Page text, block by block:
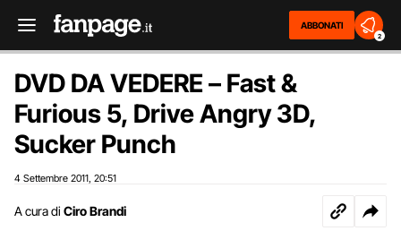
ABBONATI
2
DVD DA VEDERE – Fast &
Furious 5, Drive Angry 3D,
Sucker Punch
4 Settembre 2011 20:51
A cura di Ciro Brandi